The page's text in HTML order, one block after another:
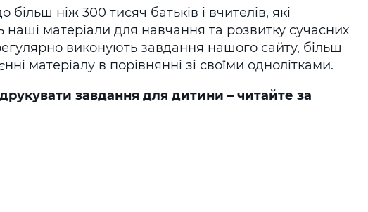
більш ніж 300 тисяч батьків і вчителів, які
наші матеріали для навчання та розвитку сучасних
виконують завдання нашого сайту, більш
матеріалу в порівнянні зі своїми однолітками.
завдання для дитини – читайте за